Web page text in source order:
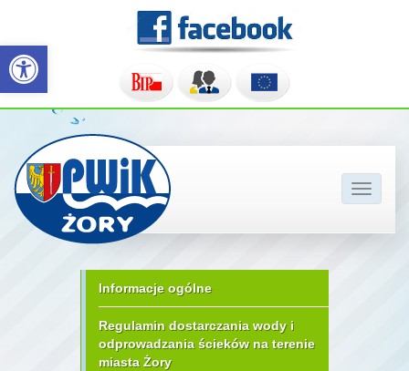
Otwórz pasek narzędzi
Pokaż/
Informacje ogólne
Regulamin dostarczania wody i
odprowadzania ścieków na terenie
miasta Żory